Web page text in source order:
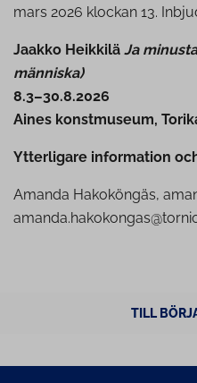
mars 2026 klockan 13.
Jaakko Heikkilä Ja
människa)
8.3–30.8.2026
Aines konstmuseum,
Ytterligare information
Amanda Hakoköngäs,
TILL